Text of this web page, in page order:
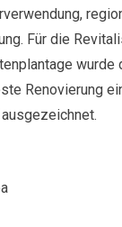
Für die
Renovierung